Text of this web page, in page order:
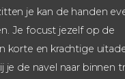
je kan de handen
Je focust jezelf op de
korte en krachtige
je de navel naar binnen